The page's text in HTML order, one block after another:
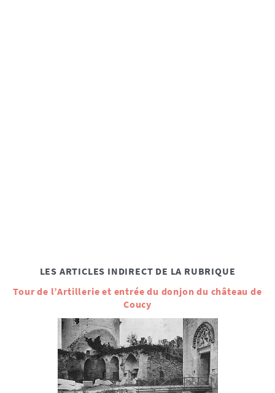
LES ARTICLES INDIRECT DE LA RUBRIQUE
Tour de l’Artillerie et entrée du donjon du château de
Coucy